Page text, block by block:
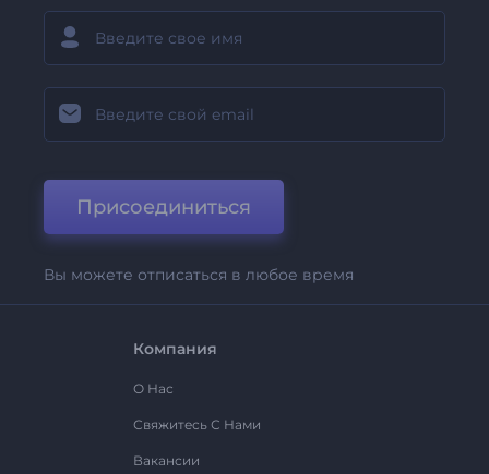
Присоединиться
Вы можете отписаться в любое время
Компания
О Нас
Свяжитесь С Нами
Вакансии